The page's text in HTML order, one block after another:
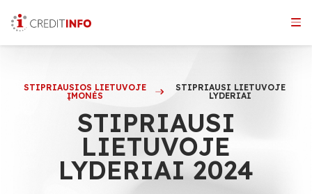
the
STIPRIAUSIOS LIETUVOJE
ĮMONĖS
STIPRIAUSI LIETUVOJE
LYDERIAI
STIPRIAUSI
LIETUVOJE
LYDERIAI 2024